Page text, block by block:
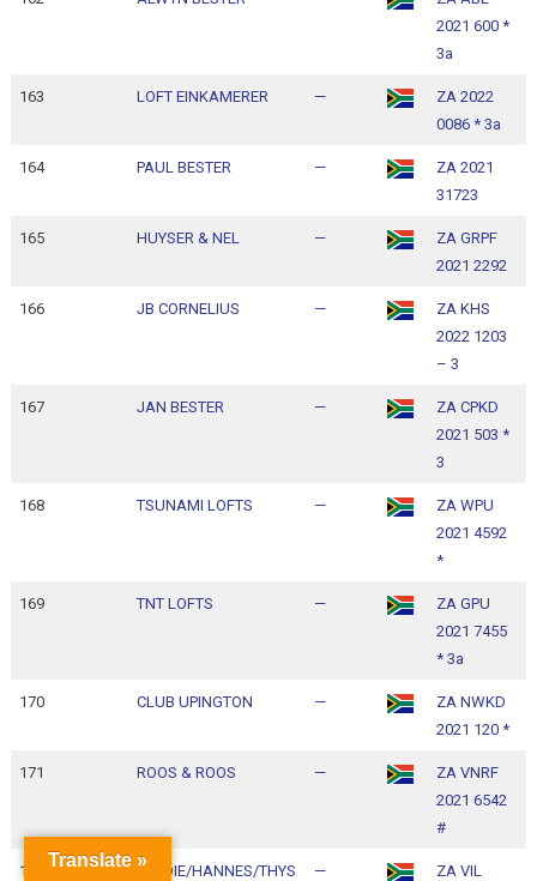
2021 600 *
3a
163 LOFT EINKAMERER —
ZA 2022
0086 * 3a
164 PAUL BESTER —
ZA 2021
31723
165 HUYSER & NEL —
ZA GRPF
2021 2292
166 JB CORNELIUS —
ZA KHS
2022 1203
– 3
167 JAN BESTER —
ZA CPKD
2021 503 *
3
168 TSUNAMI LOFTS —
ZA WPU
2021 4592
*
169 TNT LOFTS —
ZA GPU
2021 7455
* 3a
170 CLUB UPINGTON —
ZA NWKD
2021 120 *
171 ROOS & ROOS —
ZA VNRF
2021 6542
#
172 FERDIE/HANNES/THYS — ZA VIL
Translate »